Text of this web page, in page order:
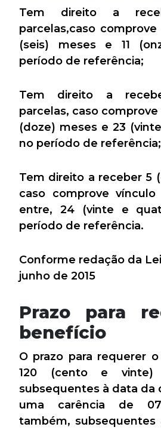
Tem direito a
parcelas,caso
(seis) meses e 11
período de referência;
Tem direito a
parcelas, caso
(doze) meses e 23
no período de referência;
Tem direito a receber 5
caso comprove
entre, 24 (vinte e
período de referência.
Conforme redação da Lei
junho de 2015
Prazo para
benefício
O prazo para requerer
120 (cento e vinte)
subsequentes à data da
uma carência de
também, subsequentes